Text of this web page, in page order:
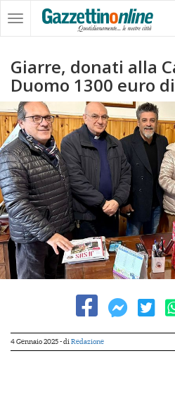
Giarre, donati alla
Duomo 1300 euro
4 Gennaio 2025- di Redazione